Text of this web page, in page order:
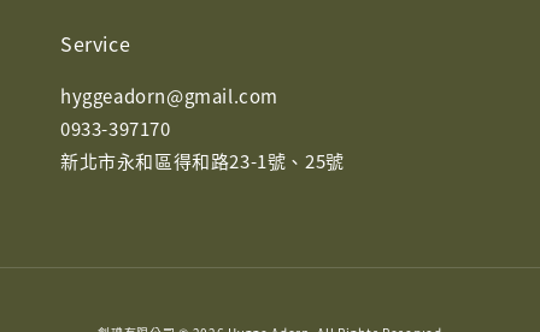
Service
hyggeadorn@gmail.com
0933-397170
新北市永和區得和路23-1號、25號